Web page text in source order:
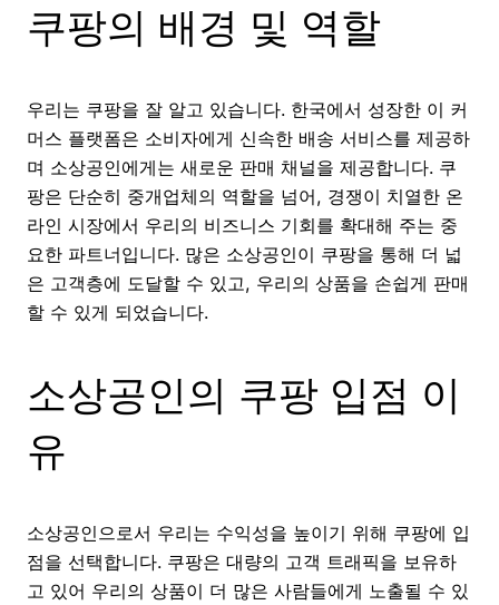
쿠팡의 배경 및 역할
우리는 쿠팡을 잘 알고 있습니다. 한국에서 성장한 이 커
머스 플랫폼은 소비자에게 신속한 배송 서비스를 제공하
며 소상공인에게는 새로운 판매 채널을 제공합니다. 쿠
팡은 단순히 중개업체의 역할을 넘어, 경쟁이 치열한 온
라인 시장에서 우리의 비즈니스 기회를 확대해 주는 중
요한 파트너입니다. 많은 소상공인이 쿠팡을 통해 더 넓
은 고객층에 도달할 수 있고, 우리의 상품을 손쉽게 판매
할 수 있게 되었습니다.
소상공인의 쿠팡 입점 이
유
소상공인으로서 우리는 수익성을 높이기 위해 쿠팡에 입
점을 선택합니다. 쿠팡은 대량의 고객 트래픽을 보유하
고 있어 우리의 상품이 더 많은 사람들에게 노출될 수 있